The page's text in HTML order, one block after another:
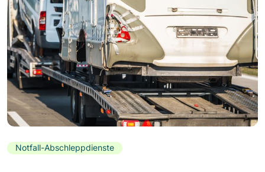
Notfall-Abschleppdienste